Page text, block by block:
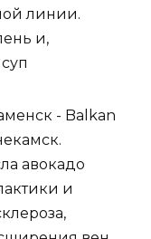
линии.
и,
- Balkan
авокадо
и